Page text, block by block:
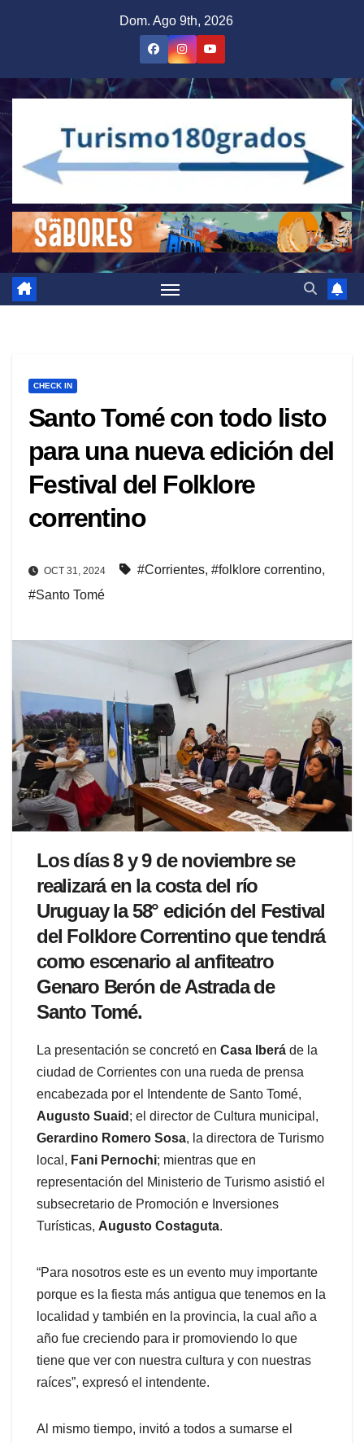
Dom. Ago 9th, 2026
CHECK IN
Santo Tomé con todo listo
para una nueva edición del
Festival del Folklore
correntino
OCT 31, 2024 #Corrientes, #folklore correntino,
#Santo Tomé
Los días 8 y 9 de noviembre se
realizará en la costa del río
Uruguay la 58° edición del Festival
del Folklore Correntino que tendrá
como escenario al anfiteatro
Genaro Berón de Astrada de
Santo Tomé.
La presentación se concretó en Casa Iberá de la
ciudad de Corrientes con una rueda de prensa
encabezada por el Intendente de Santo Tomé,
Augusto Suaid ; el director de Cultura municipal,
Gerardino Romero Sosa, la directora de Turismo
local, Fani Pernochi; mientras que en
representación del Ministerio de Turismo asistió el
subsecretario de Promoción e Inversiones
Turísticas, Augusto Costaguta.
“Para nosotros este es un evento muy importante
porque es la fiesta más antigua que tenemos en la
localidad y también en la provincia, la cual año a
año fue creciendo para ir promoviendo lo que
tiene que ver con nuestra cultura y con nuestras
raíces”, expresó el intendente.
Al mismo tiempo, invitó a todos a sumarse el